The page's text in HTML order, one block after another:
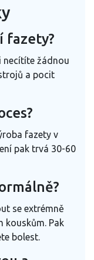
fazety?
necítíte žádnou
a pocit
fazety v
pak trvá 30-60
se extrémně
kouskům. Pak
bolest.